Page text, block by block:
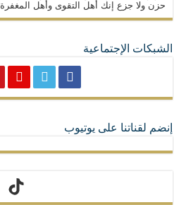
حزن ولا جزع إنك أهل التقوى وأهل المغفرة
الشبكات الإجتماعية
إنضم لقناتنا على يوتيوب
تيك توك